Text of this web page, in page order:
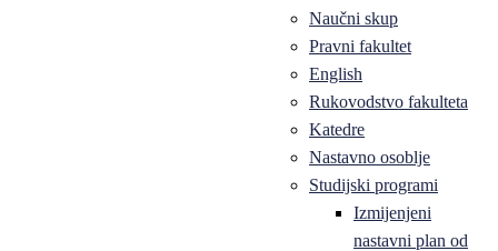
Naučni skup
Pravni fakultet
English
Rukovodstvo fakulteta
Katedre
Nastavno osoblje
Studijski programi
Izmijenjeni
nastavni plan od